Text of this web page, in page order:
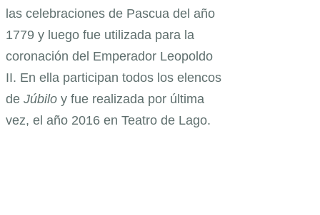
las celebraciones de Pascua del año
1779 y luego fue utilizada para la
coronación del Emperador Leopoldo
II. En ella participan todos los elencos
de Júbilo y fue realizada por última
vez, el año 2016 en Teatro de Lago.